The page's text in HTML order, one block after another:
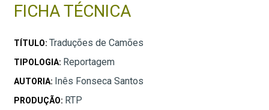
FICHA TÉCNICA
TÍTULO: Traduções de Camões
TIPOLOGIA: Reportagem
AUTORIA: Inês Fonseca Santos
PRODUÇÃO: RTP